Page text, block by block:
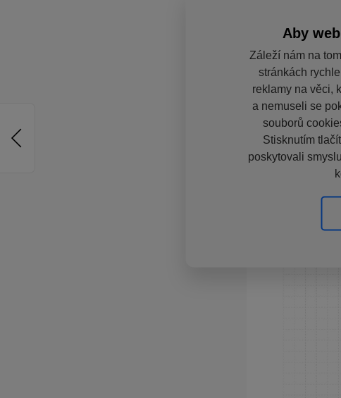
Aby
Záleží nám na
stránkách
reklamy na věci,
a nemuseli se
souborů
Stisknutím
poskytovali